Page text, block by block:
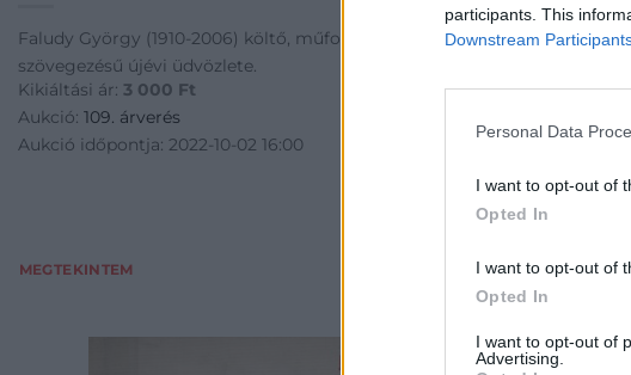
participants. This
Downstream
Personal Data
I want to opt-out of
Opted In
I want to opt-out of
Opted In
I want to opt-out of
Advertising.
Faludy György (1910-2006) költő, műfordító sajátos
szövegezésű újévi üdvözlete.
Kikiáltási ár: 3 000 Ft
Aukció: 109. árverés
Aukció időpontja: 2022-10-02 16:00
MEGTEKINTEM
Féja
Kikiáltási
Aukció